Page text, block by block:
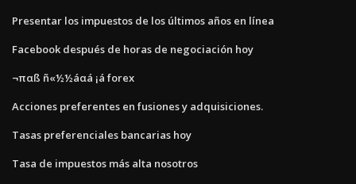
Presentar los impuestos de los últimos años en línea
Facebook después de horas de negociación hoy
¬παß ñ«½½áαá ¡á forex
Acciones preferentes en fusiones y adquisiciones.
Tasas preferenciales bancarias hoy
Tasa de impuestos más alta nosotros